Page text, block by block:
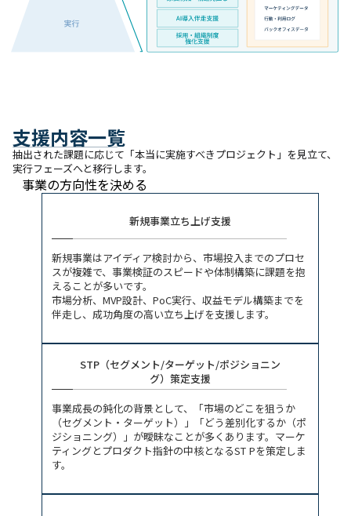
支援内容一覧
抽出された課題に応じて「本当に実施すべきプロジェクト」を見立て、
実行フェーズへと移行します。
事業の方向性を決める
新規事業立ち上げ支援
新規事業はアイディア検討から、市場投入までのプロセ
スが複雑で、事業検証のスピードや体制構築に課題を抱
えることが多いです。
市場分析、MVP設計、PoC実行、収益モデル構築までを
伴走し、成功角度の高い立ち上げを支援します。
STP（セグメント/ターゲット/ポジショニン
グ）策定支援
事業成長の鈍化の背景として、「市場のどこを狙うか
（セグメント・ターゲット）」「どう差別化するか（ポ
ジショニング）」が曖昧なことが多くあります。マーケ
ティングとプロダクト指針の中核となるST Pを策定しま
す。